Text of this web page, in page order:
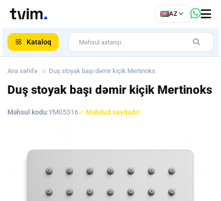
AZ
Kataloq
Ana səhifə Duş stoyak başı dəmir kiçik Mertinoks
Duş stoyak başı dəmir kiçik Mertinoks
Məhsul kodu:YM05316✓ Məhdud saydadır